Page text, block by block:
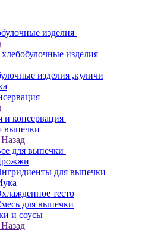
изделия
изделия
изделия ,куличи
и консервация
выпечки
Назад
для выпечки
для выпечки
тесто
для выпечки
и соусы
Назад